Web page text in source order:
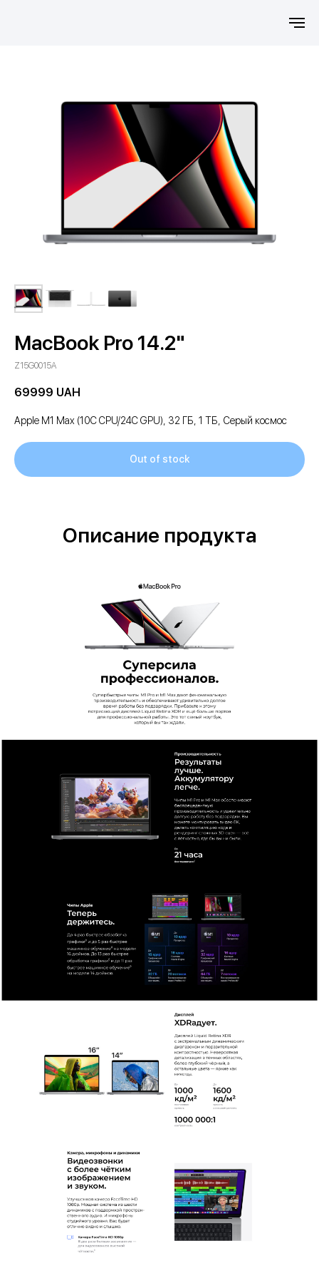
MacBook Pro 14.2"
Z15G0015A
69999 UAH
Apple M1 Max (10C CPU/24C GPU), 32 ГБ, 1 ТБ, Серый космос
Out of stock
Описание продукта